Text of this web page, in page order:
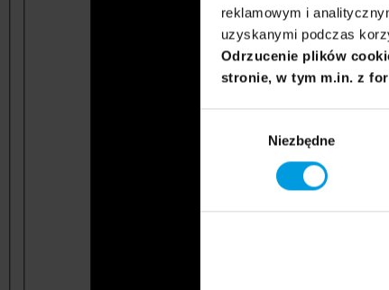
reklamowym i
uzyskanymi podczas
Odrzucenie plików
stronie, w tym m.in. z
Niezbędne